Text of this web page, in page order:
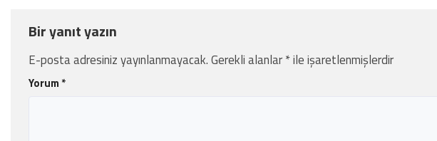
Bir yanıt yazın
E-posta adresiniz yayınlanmayacak.Gerekli alanlar*ile işaretlenmişlerdir
Yorum *